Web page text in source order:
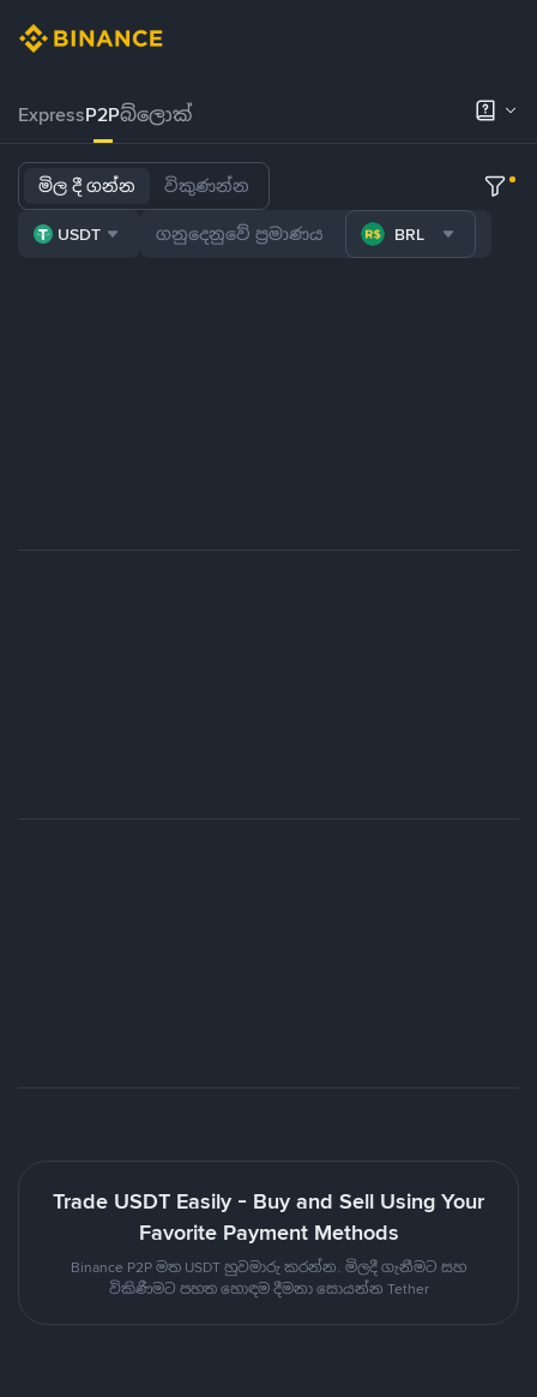
ExpressP2Pබ්ලොක්
මිල දී ගන්න විකුණන්න
USDT BRL
Trade USDT Easily - Buy and Sell Using Your
Favorite Payment Methods
Binance P2P මත USDT හුවමාරු කරන්න. මිලදී ගැනීමට සහ
විකිණීමට පහත හොඳම දීමනා සොයන්න Tether